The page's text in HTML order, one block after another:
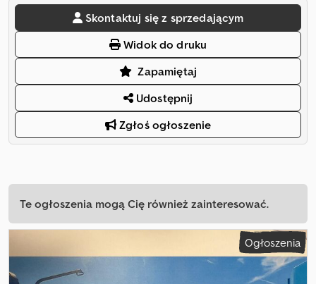
Skontaktuj się z sprzedającym
Widok do druku
Zapamiętaj
Udostępnij
Zgłoś ogłoszenie
Te ogłoszenia mogą Cię również zainteresować.
Ogłoszenia